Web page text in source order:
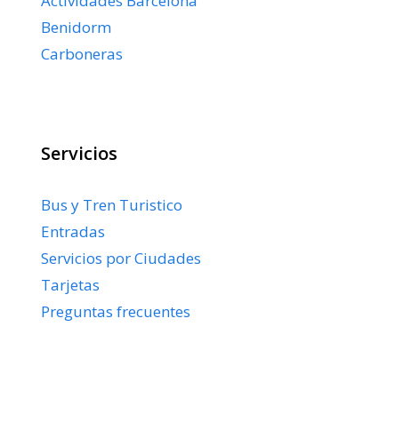
Benidorm
Carboneras
Servicios
Bus y Tren Turistico
Entradas
Servicios por Ciudades
Tarjetas
Preguntas frecuentes